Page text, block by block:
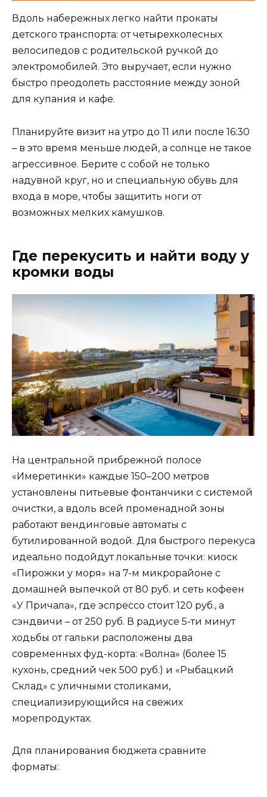
Вдоль набережных легко найти прокаты
детского транспорта: от четырехколесных
велосипедов с родительской ручкой до
электромобилей. Это выручает, если нужно
быстро преодолеть расстояние между зоной
для купания и кафе.
Планируйте визит на утро до 11 или после 16:30
– в это время меньше людей, а солнце не такое
агрессивное. Берите с собой не только
надувной круг, но и специальную обувь для
входа в море, чтобы защитить ноги от
возможных мелких камушков.
Где перекусить и найти воду у
кромки воды
На центральной прибрежной полосе
«Имеретинки» каждые 150–200 метров
установлены питьевые фонтанчики с системой
очистки, а вдоль всей променадной зоны
работают вендинговые автоматы с
бутилированной водой. Для быстрого перекуса
идеально подойдут локальные точки: киоск
«Пирожки у моря» на 7-м микрорайоне с
домашней выпечкой от 80 руб. и сеть кофеен
«У Причала», где эспрессо стоит 120 руб., а
сэндвичи – от 250 руб. В радиусе 5-ти минут
ходьбы от гальки расположены два
современных фуд-корта: «Волна» (более 15
кухонь, средний чек 500 руб.) и «Рыбацкий
Склад» с уличными столиками,
специализирующийся на свежих
морепродуктах.
Для планирования бюджета сравните
форматы: